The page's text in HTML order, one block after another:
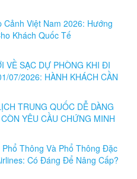
Cảnh Việt Nam 2026: Hướng
Khách Quốc Tế
VỀ SẠC DỰ PHÒNG KHI ĐI
07/2026: HÀNH KHÁCH CẦN
TRUNG QUỐC DỄ DÀNG
YÊU CẦU CHỨNG MINH
Thông Và Phổ Thông Đặc
Có Đáng Để Nâng Cấp?